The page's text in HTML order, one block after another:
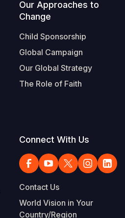
Our Approaches to
Change
Child Sponsorship
Global Campaign
Our Global Strategy
The Role of Faith
Connect With Us
Contact Us
World Vision in Your
Country/Region